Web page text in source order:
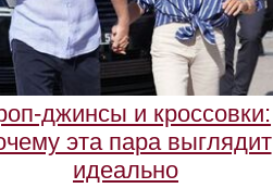
джинсы и кроссовки:
эта пара выглядит
идеально